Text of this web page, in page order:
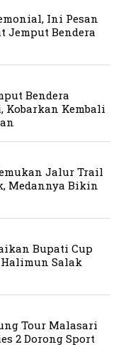
Ini Pesan
Jemput Bendera
Bendera
Kobarkan Kembali
Jalur Trail
Medannya Bikin
Bupati Cup
Salak
Tour Malasari
2 Dorong Sport